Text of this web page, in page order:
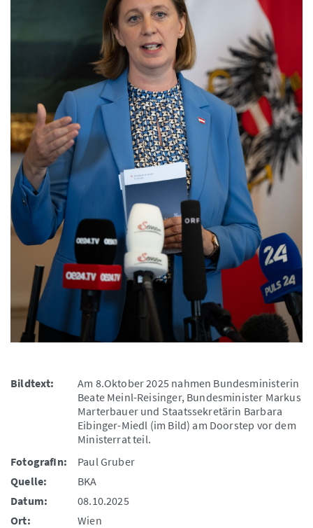
Bildtext:
Am 8.Oktober 2025 nahmen Bundesministerin
Beate Meinl-Reisinger, Bundesminister Markus
Marterbauer und Staatssekretärin Barbara
Eibinger-Miedl (im Bild) am Doorstep vor dem
Ministerrat teil.
FotografIn:
Paul Gruber
Quelle:
BKA
Datum:
08.10.2025
Ort:
Wien